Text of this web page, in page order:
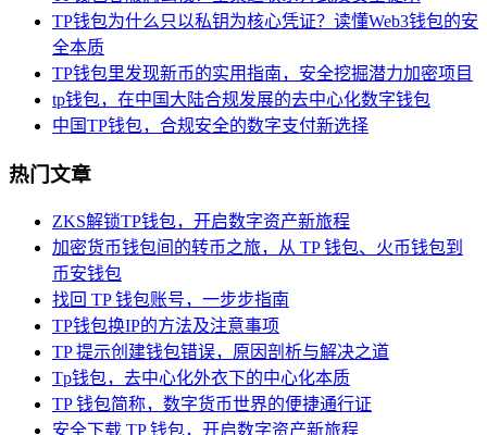
TP钱包为什么只以私钥为核心凭证？读懂Web3钱包的安
全本质
TP钱包里发现新币的实用指南，安全挖掘潜力加密项目
tp钱包，在中国大陆合规发展的去中心化数字钱包
中国TP钱包，合规安全的数字支付新选择
热门文章
ZKS解锁TP钱包，开启数字资产新旅程
加密货币钱包间的转币之旅，从 TP 钱包、火币钱包到
币安钱包
找回 TP 钱包账号，一步步指南
TP钱包换IP的方法及注意事项
TP 提示创建钱包错误，原因剖析与解决之道
Tp钱包，去中心化外衣下的中心化本质
TP 钱包简称，数字货币世界的便捷通行证
安全下载 TP 钱包，开启数字资产新旅程